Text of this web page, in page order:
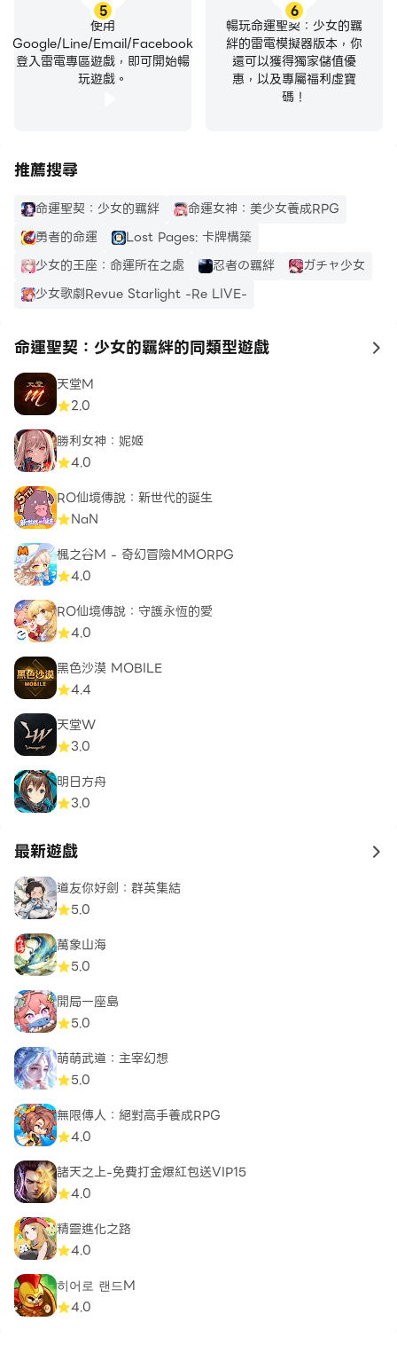
5
使用
Google/Line/Email/Facebook
登入雷電專區遊戲，即可開始暢
玩遊戲。
6
暢玩命運聖契：少女的羈
絆的雷電模擬器版本，你
還可以獲得獨家儲值優
惠，以及專屬福利虛寶
碼！
推薦搜尋
命運聖契：少女的羈絆
命運女神：美少女養成RPG
勇者的命運
Lost Pages: 卡牌構築
少女的王座：命運所在之處
忍者の羈絆
ガチャ少女
少女歌劇Revue Starlight -Re LIVE-
命運聖契：少女的羈絆的同類型遊戲 to
天堂M
2.0
勝利女神：妮姬
4.0
RO仙境傳說：新世代的誕生
NaN
楓之谷M - 奇幻冒險MMORPG
4.0
RO仙境傳說：守護永恆的愛
4.0
黑色沙漠 MOBILE
4.4
天堂W
3.0
明日方舟
3.0
最新遊戲 to
道友你好劍：群英集結
5.0
萬象山海
5.0
開局一座島
5.0
萌萌武道：主宰幻想
5.0
無限傳人：絕對高手養成RPG
4.0
諸天之上-免費打金爆紅包送VIP15
4.0
精靈進化之路
4.0
히어로 랜드M
4.0